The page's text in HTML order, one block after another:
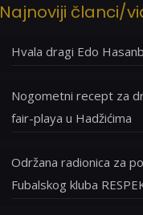
Najnoviji članci/
Hvala dragi Edo
Nogometni recept za
fair-playa u Hadžićima
Održana radionica za
Fubalskog kluba